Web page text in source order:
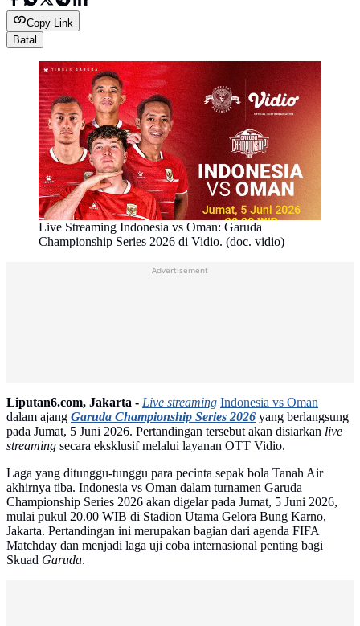
Copy Link
Batal
Live Streaming Indonesia vs Oman: Garuda
Championship Series 2026 di Vidio. (doc. vidio)
Advertisement
Liputan6.com, Jakarta - Live streaming Indonesia vs Oman
dalam ajang Garuda Championship Series 2026 yang berlangsung
pada Jumat, 5 Juni 2026. Pertandingan tersebut akan disiarkan live
streaming secara eksklusif melalui layanan OTT Vidio.
Laga yang ditunggu-tunggu para pecinta sepak bola Tanah Air
akhirnya tiba. Indonesia vs Oman dalam turnamen Garuda
Championship Series 2026 akan digelar pada Jumat, 5 Juni 2026,
mulai pukul 20.00 WIB di Stadion Utama Gelora Bung Karno,
Jakarta. Pertandingan ini merupakan bagian dari agenda FIFA
Matchday dan menjadi laga uji coba internasional penting bagi
Skuad Garuda.